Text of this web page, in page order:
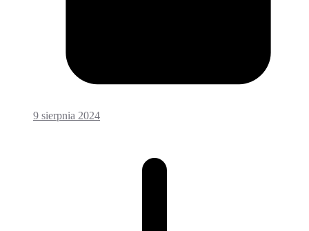
9 sierpnia 2024